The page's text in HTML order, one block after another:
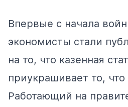
Впервые с начала
экономисты стали
на то, что казенная
приукрашивает то, что
Работающий на